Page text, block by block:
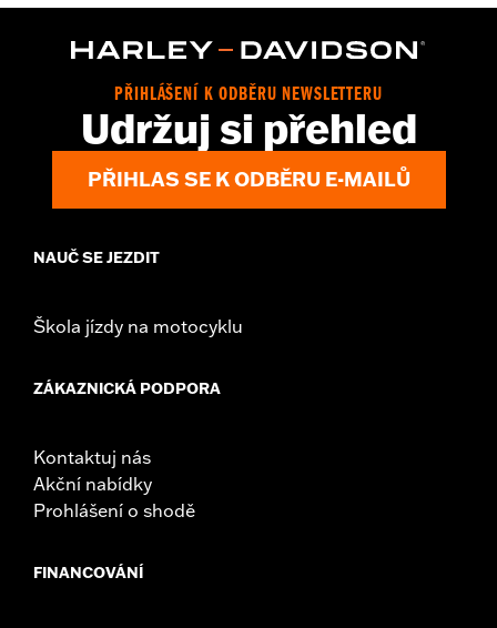
Sold In Units:Each
Shifter peg and installation instructions
2 year limited warranty – Go towww.h-
d.com/warranty
for full details
PŘIHLÁŠENÍ K ODBĚRU NEWSLETTERU
Udržuj si přehled
PŘIHLAS SE K ODBĚRU E-MAILŮ
NAUČ SE JEZDIT
Škola jízdy na motocyklu
ZÁKAZNICKÁ PODPORA
Kontaktuj nás
Akční nabídky
Prohlášení o shodě
FINANCOVÁNÍ